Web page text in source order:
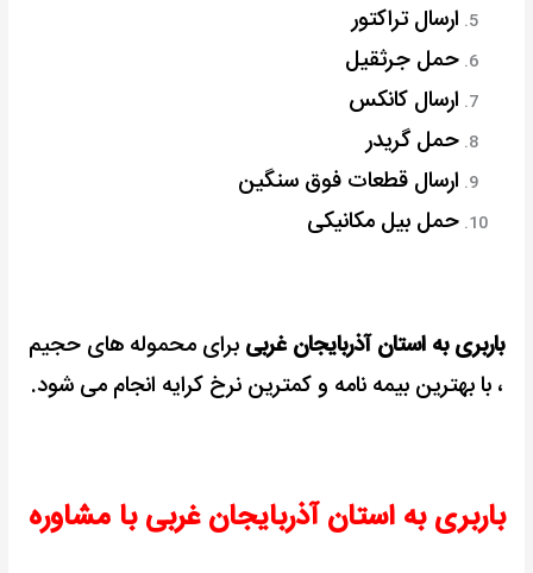
ارسال تراکتور
حمل جرثقیل
ارسال کانکس
حمل گریدر
ارسال قطعات فوق سنگین
حمل بیل مکانیکی
باربری به استان آذربایجان غربی برای محموله های حجیم
، با بهترین بیمه نامه و کمترین نرخ کرایه انجام می شود.
باربری به استان آذربایجان غربی با مشاوره